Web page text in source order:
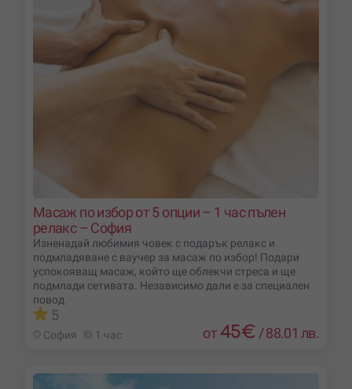
Масаж по избор от 5 опции – 1 час пълен
релакс – София
Изненадай любимия човек с подарък релакс и
подмладяване с ваучер за масаж по избор! Подари
успокояващ масаж, който ще облекчи стреса и ще
подмлади сетивата. Независимо дали е за специален
повод
5
София 1 час от45€ /88.01 лв.